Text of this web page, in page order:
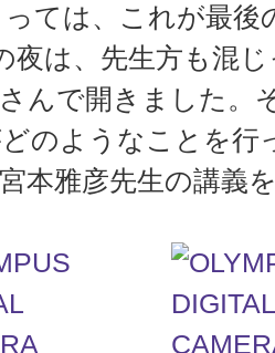
ては、これが最後
夜は、先生方も混
んで開きました。
のようなことを行
本雅彦先生の講義